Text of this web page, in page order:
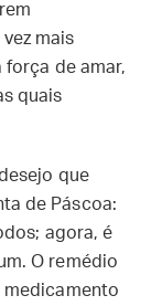
mais
de amar,
quais
que
de Páscoa:
agora, é
O remédio
medicamento